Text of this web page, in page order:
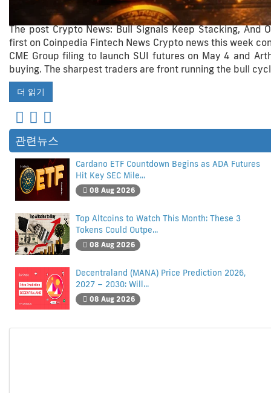
The post Crypto News: Bull Signals Keep Stacking, And
first on Coinpedia Fintech News Crypto news this week
CME Group filing to launch SUI futures on May 4 and
buying. The sharpest traders are front running the bull
더 읽기
관련뉴스
Cardano ETF Countdown Begins as ADA Futures
Hit Key SEC Mile...
08 Aug 2026
Top Altcoins to Watch This Month: These 3
Tokens Could Outpe...
08 Aug 2026
Decentraland (MANA) Price Prediction 2026,
2027 – 2030: Will...
08 Aug 2026